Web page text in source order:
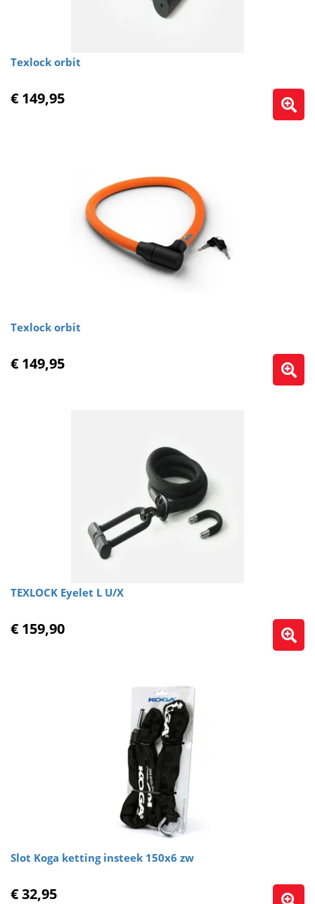
Texlock orbit
€ 149,95
Texlock orbit
€ 149,95
TEXLOCK Eyelet L U/X
€ 159,90
Slot Koga ketting insteek 150x6 zw
€ 32,95